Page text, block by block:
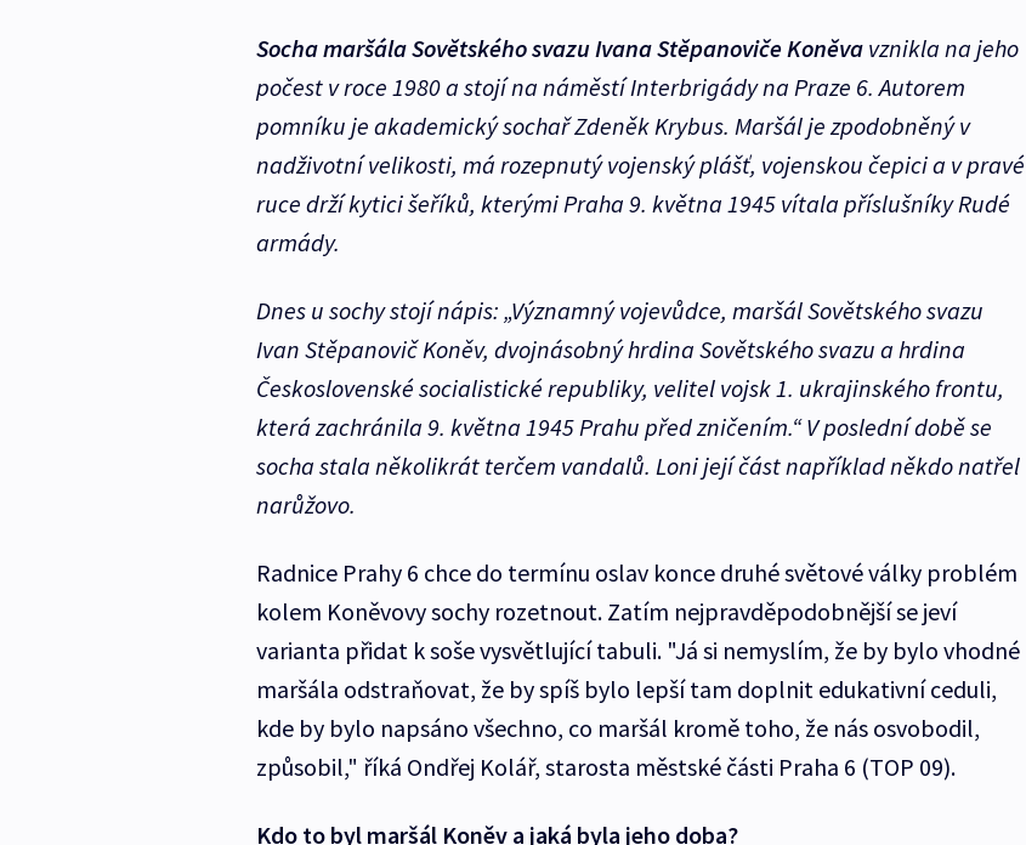
Sochamaršála Sovětského svazuIvana Stěpanoviče Koněvavznikla na jeho
počest v roce 1980 a stojí na náměstí Interbrigády na Praze 6. Autorem
pomníku je akademický sochař Zdeněk Krybus. Maršál je zpodobněný v
nadživotní velikosti, má rozepnutý vojenský plášť, vojenskou čepici a v pravé
ruce drží kytici šeříků, kterými Praha 9. května 1945 vítala příslušníky Rudé
armády.
Dnes u sochy stojí nápis: „Významný vojevůdce, maršál Sovětského svazu
Ivan Stěpanovič Koněv, dvojnásobný hrdina Sovětského svazu a hrdina
Československé socialistické republiky, velitel vojsk 1. ukrajinského frontu,
která zachránila 9. května 1945 Prahu před zničením.“ V poslední době se
socha stala několikrát terčem vandalů. Loni její část například někdo natřel
narůžovo.
Radnice Prahy 6 chce do termínu oslav konce druhé světové války problém
kolem Koněvovy sochy rozetnout. Zatím nejpravděpodobnější se jeví
varianta přidat k soše vysvětlující tabuli. "Já si nemyslím, že by bylo vhodné
maršála odstraňovat, že by spíš bylo lepší tam doplnit edukativní ceduli,
kde by bylo napsáno všechno, co maršál kromě toho, že nás osvobodil,
způsobil," říká Ondřej Kolář, starosta městské části Praha 6 (TOP 09).
Kdo to byl maršál Koněv a jaká byla jeho doba?